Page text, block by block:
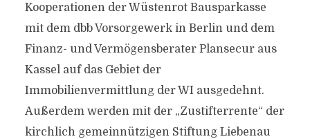
Kooperationen der Wüstenrot Bausparkasse
mit dem dbb Vorsorgewerk in Berlin und dem
Finanz- und Vermögensberater Plansecur aus
Kassel auf das Gebiet der
Immobilienvermittlung der WI ausgedehnt.
Außerdem werden mit der „Zustifterrente“ der
kirchlich gemeinnützigen Stiftung Liebenau